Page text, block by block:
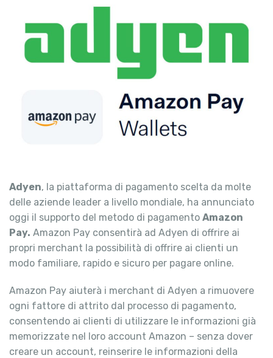
Adyen, la piattaforma di pagamento scelta da molte
delle aziende leader a livello mondiale, ha annunciato
oggi il supporto del metodo di pagamento Amazon
Pay. Amazon Pay consentirà ad Adyen di offrire ai
propri merchant la possibilità di offrire ai clienti un
modo familiare, rapido e sicuro per pagare online.
Amazon Pay aiuterà i merchant di Adyen a rimuovere
ogni fattore di attrito dal processo di pagamento,
consentendo ai clienti di utilizzare le informazioni già
memorizzate nel loro account Amazon – senza dover
creare un account, reinserire le informazioni della